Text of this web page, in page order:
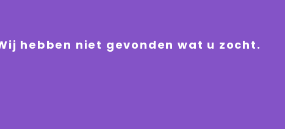
hebben niet gevonden wat u zocht.